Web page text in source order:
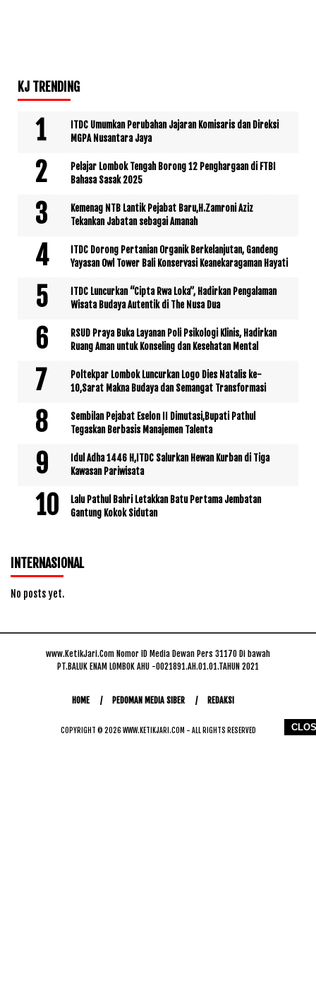
KJ TRENDING
ITDC Umumkan Perubahan Jajaran Komisaris dan Direksi
MGPA Nusantara Jaya
Pelajar Lombok Tengah Borong 12 Penghargaan di FTBI
Bahasa Sasak 2025
Kemenag NTB Lantik Pejabat Baru,H.Zamroni Aziz
Tekankan Jabatan sebagai Amanah
ITDC Dorong Pertanian Organik Berkelanjutan, Gandeng
Yayasan Owl Tower Bali Konservasi Keanekaragaman Hayati
ITDC Luncurkan “Cipta Rwa Loka”, Hadirkan Pengalaman
Wisata Budaya Autentik di The Nusa Dua
RSUD Praya Buka Layanan Poli Psikologi Klinis, Hadirkan
Ruang Aman untuk Konseling dan Kesehatan Mental
Poltekpar Lombok Luncurkan Logo Dies Natalis ke-
10,Sarat Makna Budaya dan Semangat Transformasi
Sembilan Pejabat Eselon II Dimutasi,Bupati Pathul
Tegaskan Berbasis Manajemen Talenta
Idul Adha 1446 H,ITDC Salurkan Hewan Kurban di Tiga
Kawasan Pariwisata
Lalu Pathul Bahri Letakkan Batu Pertama Jembatan
Gantung Kokok Sidutan
INTERNASIONAL
No posts yet.
www.KetikJari.Com Nomor ID Media Dewan Pers 31170 Di bawah
PT.BALUK ENAM LOMBOK AHU -0021891.AH.01.01.TAHUN 2021
HOME PEDOMAN MEDIA SIBER REDAKSI
COPYRIGHT © 2026 WWW.KETIKJARI.COM - ALL RIGHTS RESERVED